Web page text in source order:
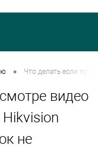
• Что делать если при
видео
не